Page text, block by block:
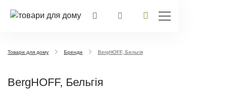
Товари для дому Бренди BergHOFF, Бельгія
BergHOFF, Бельгія